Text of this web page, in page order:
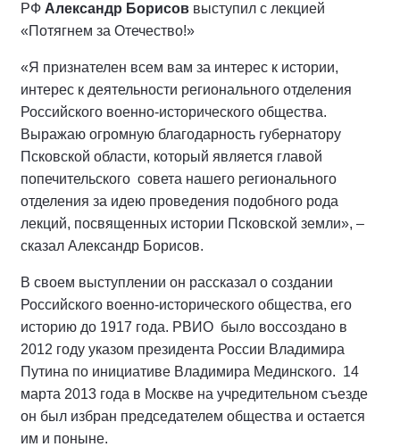
РФ Александр Борисов выступил с лекцией
«Потягнем за Отечество!»
«Я признателен всем вам за интерес к истории,
интерес к деятельности регионального отделения
Российского военно-исторического общества.
Выражаю огромную благодарность губернатору
Псковской области, который является главой
попечительского совета нашего регионального
отделения за идею проведения подобного рода
лекций, посвященных истории Псковской земли», –
сказал Александр Борисов.
В своем выступлении он рассказал о создании
Российского военно-исторического общества, его
историю до 1917 года. РВИО было воссоздано в
2012 году указом президента России Владимира
Путина по инициативе Владимира Мединского. 14
марта 2013 года в Москве на учредительном съезде
он был избран председателем общества и остается
им и поныне.